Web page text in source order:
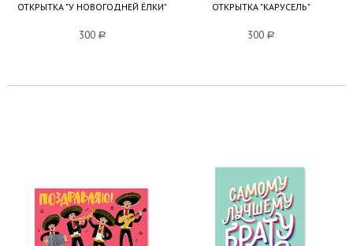
ОТКРЫТКА "У НОВОГОДНЕЙ ЁЛКИ"
300 a
ОТКРЫТКА "КАРУСЕЛЬ"
300 a